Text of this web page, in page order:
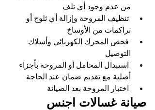
من عدم وجود أي تلف
تنظيف المروحة وإزالة أي ثلوج أو
تراكمات من الأوساخ
فحص المحرك الكهربائي وأسلاك
التوصيل
استبدال المحامل أو المروحة بأجزاء
أصلية مع تقديم ضمان عند الحاجة
اختبار المروحة بعد الصيانة
صيانة غسالات اجنس